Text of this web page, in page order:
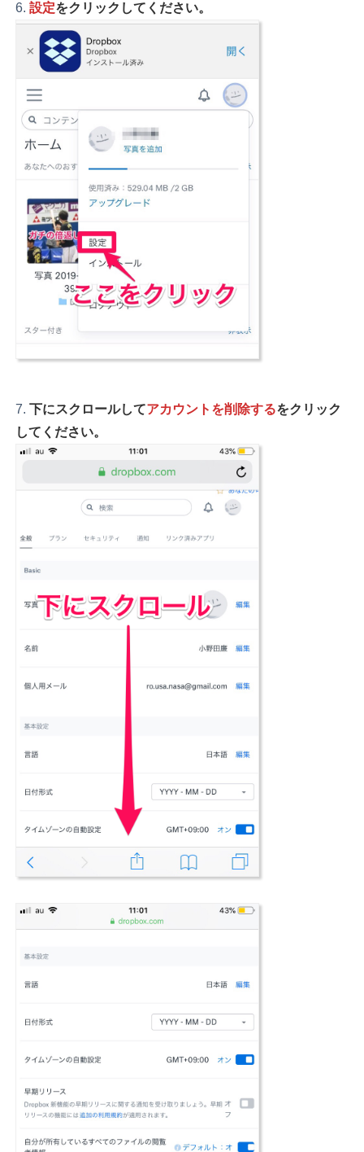
設定をクリックしてください。
下にスクロールしてアカウントを削除するをクリック
してください。